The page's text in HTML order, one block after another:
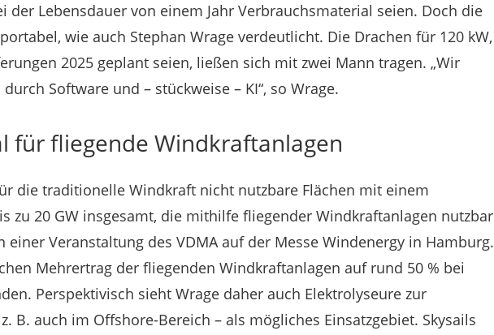
der Lebensdauer von einem Jahr Verbrauchsmaterial seien. Doch die
wie auch Stephan Wrage verdeutlicht. Die Drachen für 120 kW,
2025 geplant seien, ließen sich mit zwei Mann tragen. „Wir
Software und – stückweise – KI“, so Wrage.
für fliegende Windkraftanlagen
die traditionelle Windkraft nicht nutzbare Flächen mit einem
zu 20 GW insgesamt, die mithilfe fliegender Windkraftanlagen nutzbar
einer Veranstaltung des VDMA auf der Messe Windenergy in Hamburg.
Mehrertrag der fliegenden Windkraftanlagen auf rund 50 % bei
Perspektivisch sieht Wrage daher auch Elektrolyseure zur
B. auch im Offshore-Bereich – als mögliches Einsatzgebiet. Skysails